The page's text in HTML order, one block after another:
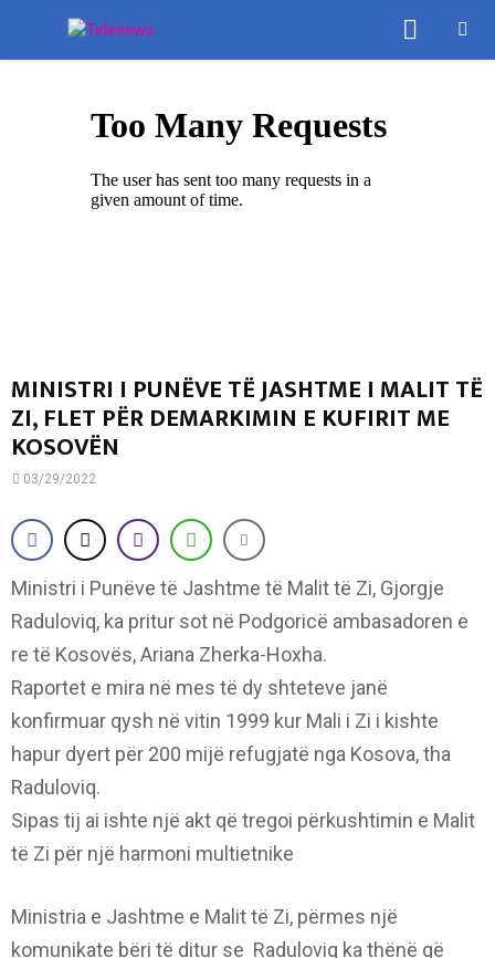
MINISTRI I PUNËVE TË JASHTME I MALIT TË
ZI, FLET PËR DEMARKIMIN E KUFIRIT ME
KOSOVËN
03/29/2022
Ministri i Punëve të Jashtme të Malit të Zi, Gjorgje
Raduloviq, ka pritur sot në Podgoricë ambasadoren e
re të Kosovës, Ariana Zherka-Hoxha.
Raportet e mira në mes të dy shteteve janë
konfirmuar qysh në vitin 1999 kur Mali i Zi i kishte
hapur dyert për 200 mijë refugjatë nga Kosova, tha
Raduloviq.
Sipas tij ai ishte një akt që tregoi përkushtimin e Malit
të Zi për një harmoni multietnike
Ministria e Jashtme e Malit të Zi, përmes një
komunikate bëri të ditur se Raduloviq ka thënë që